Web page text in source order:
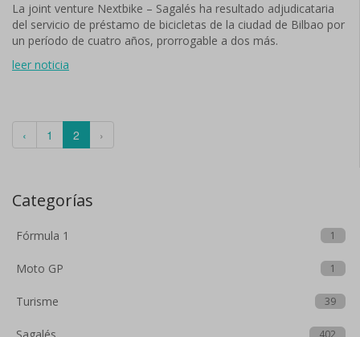
La joint venture Nextbike – Sagalés ha resultado adjudicataria
del servicio de préstamo de bicicletas de la ciudad de Bilbao por
un período de cuatro años, prorrogable a dos más.
leer noticia
‹ 1 2 ›
Categorías
Fórmula 1 1
Moto GP 1
Turisme 39
402